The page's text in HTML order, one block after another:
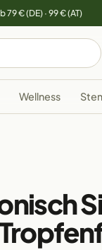
€ (DE) · 99 € (AT)
Wellness